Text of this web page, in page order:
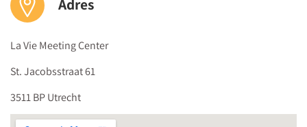
Adres
La Vie Meeting Center
St. Jacobsstraat 61
3511 BP Utrecht